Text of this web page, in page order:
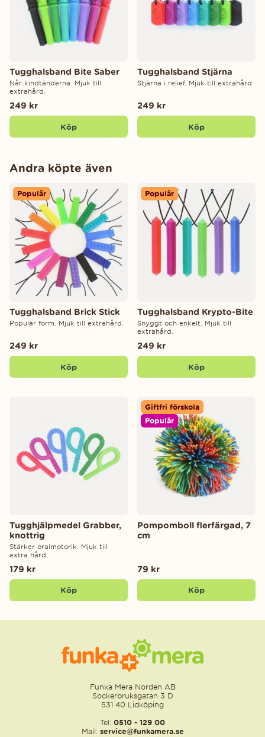
Tugghalsband Bite Saber
Når kindtänderna. Mjuk till
extrahård.
249 kr
Köp
Tugghalsband Stjärna
Stjärna i relief. Mjuk till extrahård.
249 kr
Köp
Andra köpte även
Populär
Tugghalsband Brick Stick
Populär form. Mjuk till extrahård.
249 kr
Köp
Populär
Tugghalsband Krypto-Bite
Snyggt och enkelt. Mjuk till
extrahård.
249 kr
Köp
Tugghjälpmedel Grabber,
knottrig
Stärker oralmotorik. Mjuk till
extra hård.
179 kr
Köp
Giftfri förskola
Populär
Pompomboll flerfärgad, 7
cm
79 kr
Köp
Funka Mera Norden AB
Sockerbruksgatan 3 D
531 40 Lidköping
Tel: 0510 - 129 00
Mail: service@funkamera.se